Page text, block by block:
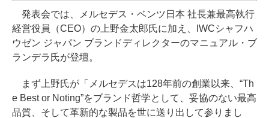
発表会では、メルセデス・ベンツ日本 社長兼最高執行
経営役員（CEO）の上野金太郎氏に加え、IWCシャフハ
ウゼン ジャパン ブランドディレクターのマニュアル・ブ
ランデラ氏が登壇。
まず上野氏が「メルセデスは128年前の創業以来、“Th
e Best or Noting”をブランド哲学として、妥協のない最高
品質、そして革新的な製品を世に送り出して参りまし